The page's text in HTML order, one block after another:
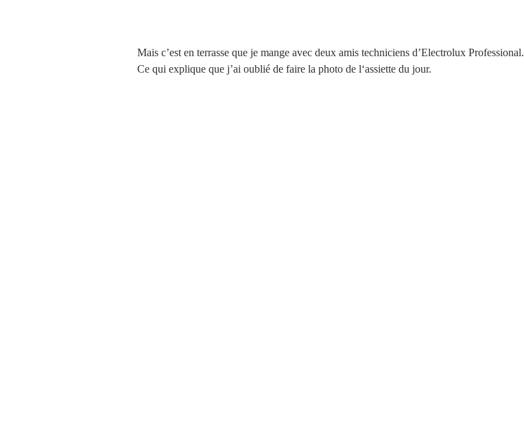
Mais c’est en terrasse que je mange avec deux amis techniciens d’Electrolux Professional.
Ce qui explique que j’ai oublié de faire la photo de l‘assiette du jour.